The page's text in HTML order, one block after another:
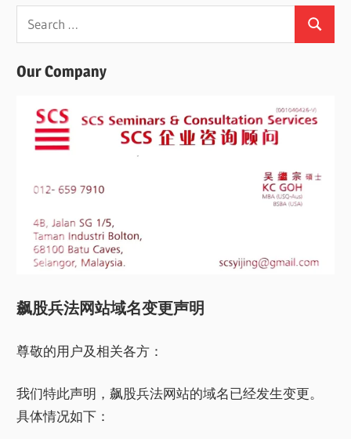
Search
for:
Search
Our Company
飙股兵法网站域名变更声明
尊敬的用户及相关各方：
我们特此声明，飙股兵法网站的域名已经发生变更。
具体情况如下：